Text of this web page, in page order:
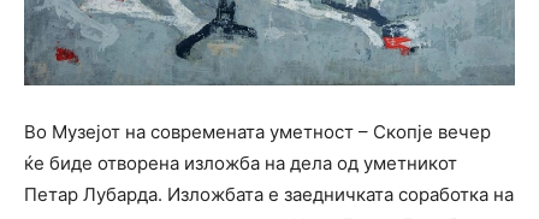
Во Музејот на современата уметност – Скопје вечер
ќе биде отворена изложба на дела од уметникот
Петар Лубарда. Изложбата е заедничката соработка на